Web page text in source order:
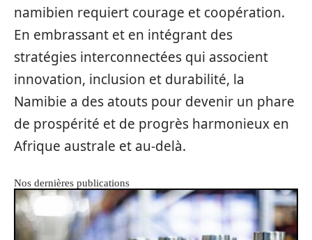
namibien requiert courage et coopération.
En embrassant et en intégrant des
stratégies interconnectées qui associent
innovation, inclusion et durabilité, la
Namibie a des atouts pour devenir un phare
de prospérité et de progrès harmonieux en
Afrique australe et au-delà.
Nos dernières publications